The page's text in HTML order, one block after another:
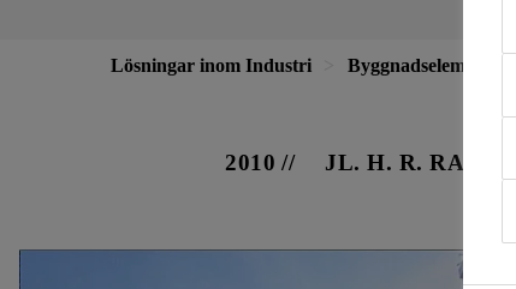
Lösningar inom Industri Byggnadselement
2010 JL. H. R.